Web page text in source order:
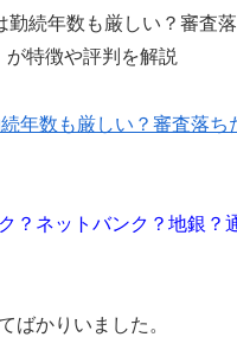
年数も厳しい？審査落ち
？ネットバンク？地銀？
ばかりいました。